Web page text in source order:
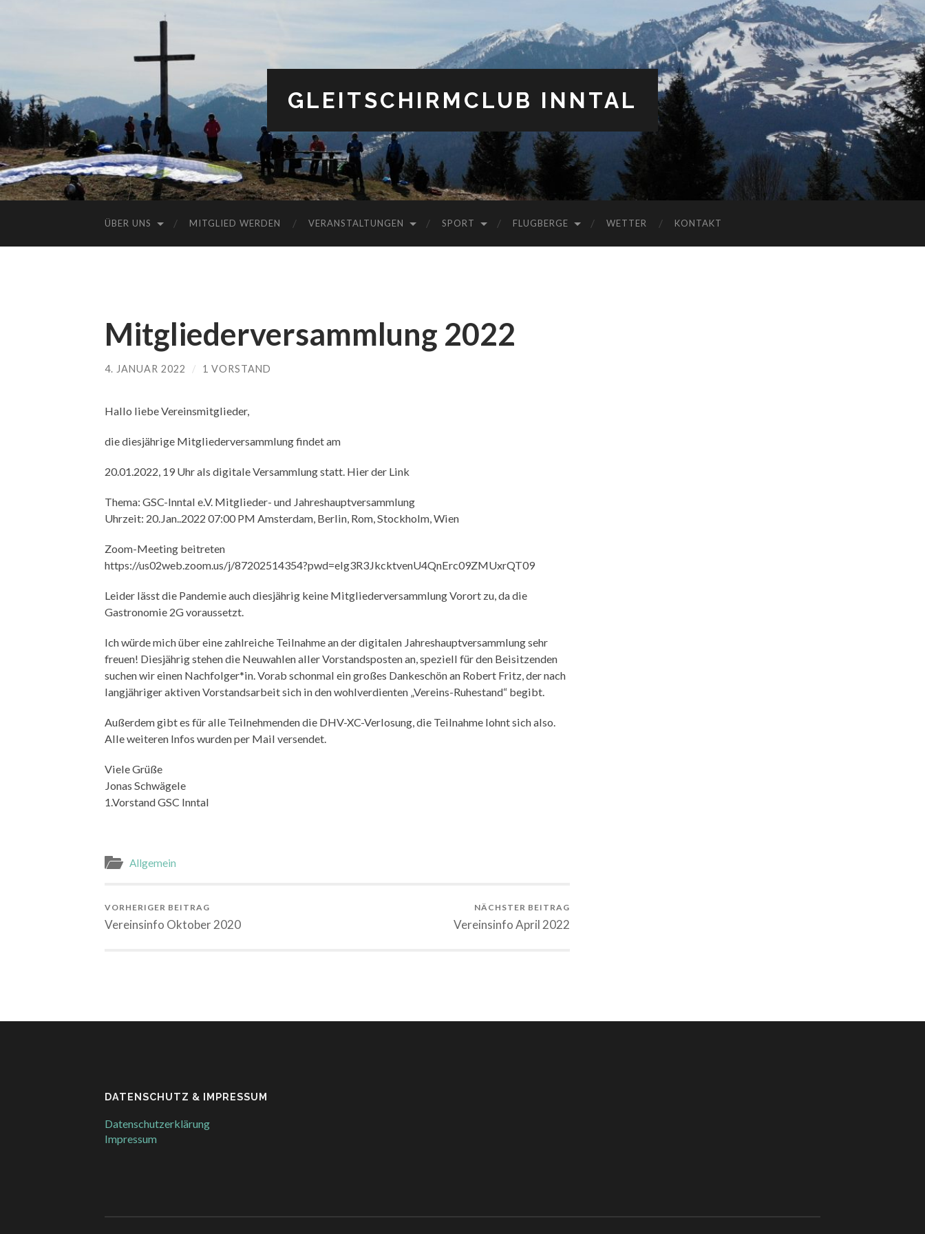
GLEITSCHIRMCLUB INNTAL
ÜBER UNS MITGLIED WERDEN VERANSTALTUNGEN SPORT FLUGBERGE WETTER KONTAKT
Mitgliederversammlung 2022
4. JANUAR 2022 / 1 VORSTAND
Hallo liebe Vereinsmitglieder,
die diesjährige Mitgliederversammlung findet am
20.01.2022, 19 Uhr als digitale Versammlung statt. Hier der Link
Thema: GSC-Inntal e.V. Mitglieder- und Jahreshauptversammlung
Uhrzeit: 20.Jan..2022 07:00 PM Amsterdam, Berlin, Rom, Stockholm, Wien
Zoom-Meeting beitreten
https://us02web.zoom.us/j/87202514354?pwd=elg3R3JkcktvenU4QnErc09ZMUxrQT09
Leider lässt die Pandemie auch diesjährig keine Mitgliederversammlung Vorort zu, da die
Gastronomie 2G voraussetzt.
Ich würde mich über eine zahlreiche Teilnahme an der digitalen Jahreshauptversammlung sehr
freuen! Diesjährig stehen die Neuwahlen aller Vorstandsposten an, speziell für den Beisitzenden
suchen wir einen Nachfolger*in. Vorab schonmal ein großes Dankeschön an Robert Fritz, der nach
langjähriger aktiven Vorstandsarbeit sich in den wohlverdienten „Vereins-Ruhestand“ begibt.
Außerdem gibt es für alle Teilnehmenden die DHV-XC-Verlosung, die Teilnahme lohnt sich also.
Alle weiteren Infos wurden per Mail versendet.
Viele Grüße
Jonas Schwägele
1.Vorstand GSC Inntal
Allgemein
VORHERIGER BEITRAG
Vereinsinfo Oktober 2020
NÄCHSTER BEITRAG
Vereinsinfo April 2022
DATENSCHUTZ & IMPRESSUM
Datenschutzerklärung
Impressum